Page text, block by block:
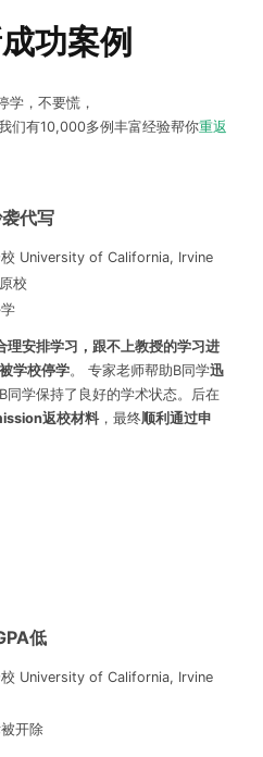
功案例
学，不要慌，
们有10,000多例丰富经验帮你重返
代写
校 University of California, Irvine
校
理安排学习，跟不上教授的学习进
被学校停学。 专家老师帮助B同学迅
同学保持了良好的学术状态。后在
返校材料，最终顺利通过申
低
校 University of California, Irvine
开除